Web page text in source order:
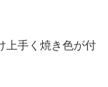
上手く焼き色が付